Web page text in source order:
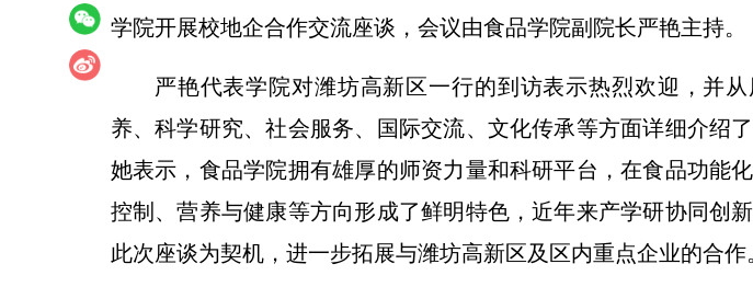
学院开展校地企合作交流座谈，会议由食品学院副院长严艳主持。
严艳代表学院对潍坊高新区一行的到访表示热烈欢迎，并
养、科学研究、社会服务、国际交流、文化传承等方面详细介绍了
她表示，食品学院拥有雄厚的师资力量和科研平台，在食品功能
控制、营养与健康等方向形成了鲜明特色，近年来产学研协同创
此次座谈为契机，进一步拓展与潍坊高新区及区内重点企业的合作